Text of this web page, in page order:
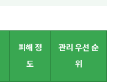
피해 정
도
관리 우선 순
위